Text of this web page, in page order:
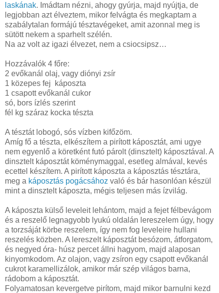
laskának. Imádtam nézni, ahogy gyúrja, majd nyújtja, de
legjobban azt élveztem, mikor felvágta és megkaptam a
szabálytalan formájú tésztavégeket, amit azonnal meg is
sütött nekem a sparhelt szélén.
Na az volt az igazi élvezet, nem a csiocsipsz…
Hozzávalók 4 főre:
2 evőkanál olaj, vagy diónyi zsír
1 közepes fej káposzta
1 csapott evőkanál cukor
só, bors ízlés szerint
fél kg száraz kocka tészta
A tésztát lobogó, sós vízben kifőzöm.
Amíg fő a tészta, elkészítem a pirított káposztát, ami ugye
nem egyenlő a köretként futó párolt (dinsztelt) káposztával. A
dinsztelt káposztát köménymaggal, esetleg almával, kevés
ecettel készítem. A pirított káposzta a káposztás tésztára,
meg a káposztás pogácsához való és bár hasonlóan készül
mint a dinsztelt káposzta, mégis teljesen más ízvilág.
A káposzta külső leveleit lehántom, majd a fejet félbevágom
és a reszelő legnagyobb lyukú oldalán lereszelem úgy, hogy
a torzsáját körbe reszelem, így nem fog leveleire hullani
reszelés közben. A lereszelt káposztát besózom, átforgatom,
és negyed óra- húsz percet állni hagyom, majd alaposan
kinyomkodom. Az olajon, vagy zsíron egy csapott evőkanál
cukrot karamellizálok, amikor már szép világos barna,
rádobom a káposztát.
Folyamatosan kevergetve pirítom, majd mikor barnulni kezd